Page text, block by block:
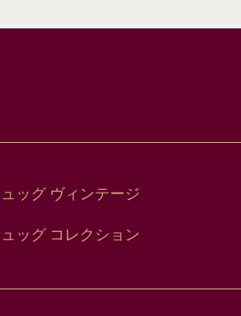
ッグ ヴィンテージ
ッグ コレクション